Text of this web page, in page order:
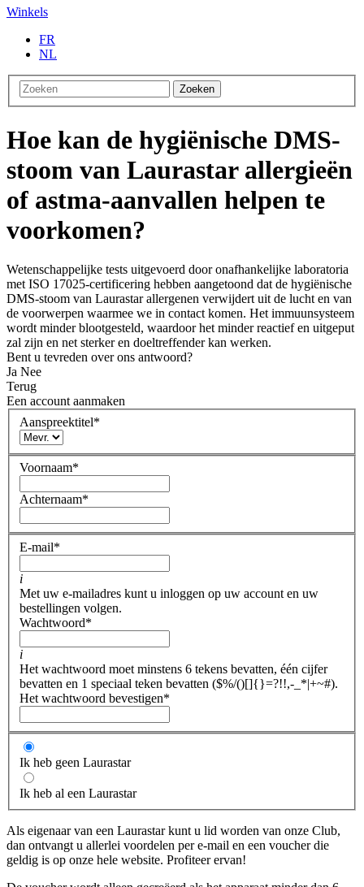
Winkels
FR
NL
Zoeken
Hoe kan de hygiënische DMS-
stoom van Laurastar allergieën
of astma-aanvallen helpen te
voorkomen?
Wetenschappelijke tests uitgevoerd door onafhankelijke laboratoria
met ISO 17025-certificering hebben aangetoond dat de hygiënische
DMS-stoom van Laurastar allergenen verwijdert uit de lucht en van
de voorwerpen waarmee we in contact komen. Het immuunsysteem
wordt minder blootgesteld, waardoor het minder reactief en uitgeput
zal zijn en net sterker en doeltreffender kan werken.
Bent u tevreden over ons antwoord?
Ja Nee
Terug
Een account aanmaken
Aanspreektitel*
Voornaam*
Achternaam*
E-mail*
i
Met uw e-mailadres kunt u inloggen op uw account en uw
bestellingen volgen.
Wachtwoord*
i
Het wachtwoord moet minstens 6 tekens bevatten, één cijfer
bevatten en 1 speciaal teken bevatten ($%/()[]{}=?!!,-_*|+~#).
Het wachtwoord bevestigen*
Ik heb geen Laurastar
Ik heb al een Laurastar
Als eigenaar van een Laurastar kunt u lid worden van onze Club,
dan ontvangt u allerlei voordelen per e-mail en een voucher die
geldig is op onze hele website. Profiteer ervan!